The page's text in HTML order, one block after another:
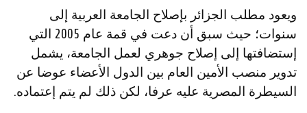
ويعود مطلب الجزائر بإصلاح الجامعة العربية إلى
سنوات؛ حيث سبق أن دعت في قمة عام 2005 التي
إستضافتها إلى إصلاح جوهري لعمل الجامعة، يشمل
تدوير منصب الأمين العام بين الدول الأعضاء عوضا عن
السيطرة المصرية عليه عرفا، لكن ذلك لم يتم إعتماده.